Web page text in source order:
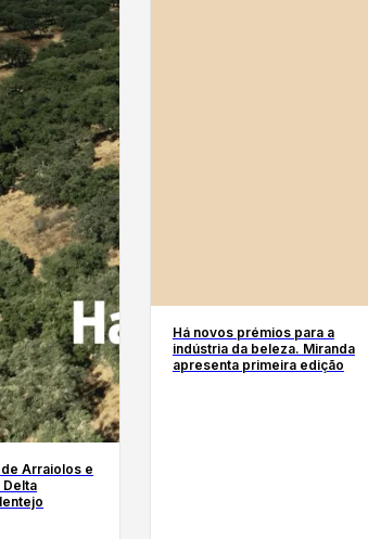
Arraiolos e
Há novos prémios para a
indústria da beleza. Miranda
apresenta primeira edição